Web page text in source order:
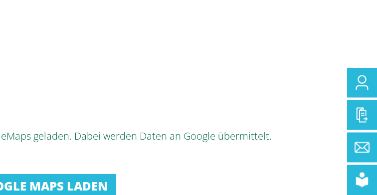
geladen. Dabei werden Daten an Google übermittelt.
MAPS LADEN